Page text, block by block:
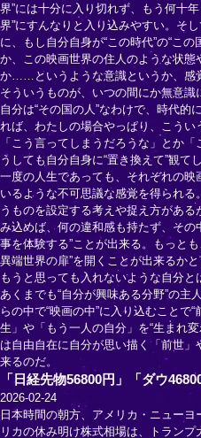
界”には十分に入り切れず、もう何十
界”にすんなりと入り込みやすい。そ
に、もし自分自身が“この時代”の“こ
か、この映画世界の住人のような状態
か……というような意識というか、感
そういうものが、いつの間にか無意
自分は“その国の人”なわけで、時代的
れば、わたしの場合やっぱり、こう
「こう言ってしまうだろうな」とか
うしても自分自身に“置き換えて”観て
一度の人生であっても、それぞれの映
いるような不可思議な感覚を得られ
うものを設定する考えや捉え方があ
み込めば、何の違和感も持たず、その
事を体験する”ことが出来る。もっと
異端世界の扉”を開くことが出来るか
もうと思っても入れないような自分と
あくまでも“自分が興味ある分野”の
らの中で“映画の中”に入り込むことで
生」や「もう一人の自分」を“生まれ
は自由自在に自分が思い描く「前世
来るのだ。
「日経先物56800円」「ダウ
2026-02-24
日本時間の朝方、アメリカ・ニュー
リカの休み明け株式相場は、トランプ